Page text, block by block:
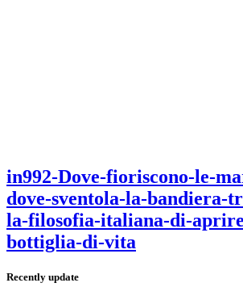
in992-Dove-fioriscono-le-
dove-sventola-la-bandiera-
la-filosofia-italiana-di-
bottiglia-di-vita
Recently update